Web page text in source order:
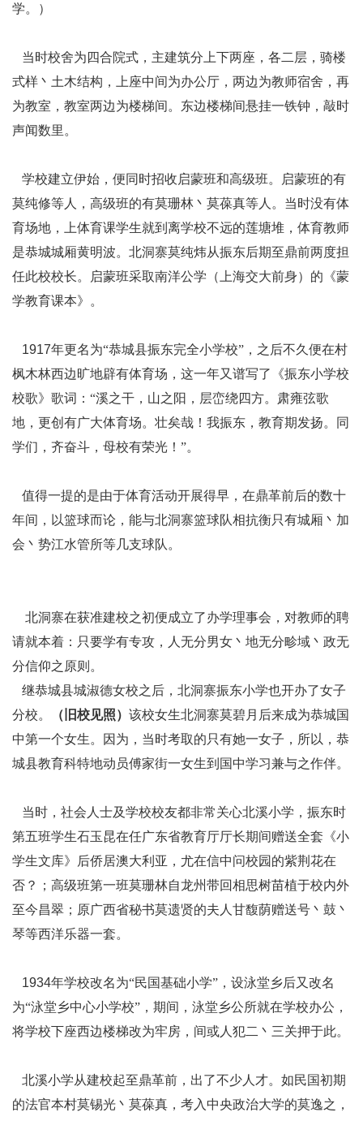
学。）
当时校舍为四合院式，主建筑分上下两座，各二层，骑楼
式样丶土木结构，上座中间为办公厅，两边为教师宿舍，再
为教室，教室两边为楼梯间。东边楼梯间悬挂一铁钟，敲时
声闻数里。
学校建立伊始，便同时招收启蒙班和高级班。启蒙班的有
莫纯修等人，高级班的有莫珊林丶莫葆真等人。当时没有体
育场地，上体育课学生就到离学校不远的莲塘堆，体育教师
是恭城城厢黄明波。北洞寨莫纯炜从振东后期至鼎前两度担
任此校校长。启蒙班采取南洋公学（上海交大前身）的《蒙
学教育课本》。
1917年更名为“恭城县振东完全小学校”，之后不久便在村
枫木林西边旷地辟有体育场，这一年又谱写了《振东小学校
校歌》歌词：“溪之干，山之阳，层峦绕四方。肃雍弦歌
地，更创有广大体育场。壮矣哉！我振东，教育期发扬。同
学们，齐奋斗，母校有荣光！”。
值得一提的是由于体育活动开展得早，在鼎革前后的数十
年间，以篮球而论，能与北洞寨篮球队相抗衡只有城厢丶加
会丶势江水管所等几支球队。
北洞寨在获准建校之初便成立了办学理事会，对教师的聘
请就本着：只要学有专攻，人无分男女丶地无分畛域丶政无
分信仰之原则。
继恭城县城淑德女校之后，北洞寨振东小学也开办了女子
分校。
（旧校见照） 该校女生北洞寨莫碧月后来成为恭城国
中第一个女生。因为，当时考取的只有她一女子，所以，恭
城县教育科特地动员傅家街一女生到国中学习兼与之作伴。
当时，社会人士及学校校友都非常关心北溪小学，振东时
第五班学生石玉昆在任广东省教育厅厅长期间赠送全套《小
学生文库》后侨居澳大利亚，尤在信中问校园的紫荆花在
否？；高级班第一班莫珊林自龙州带回相思树苗植于校内外
至今昌翠；原广西省秘书莫遗贤的夫人甘馥荫赠送号丶鼓丶
琴等西洋乐器一套。
1934年学校改名为“民国基础小学”，设泳堂乡后又改名
为“泳堂乡中心小学校”，期间，泳堂乡公所就在学校办公，
将学校下座西边楼梯改为牢房，间或人犯二丶三关押于此。
北溪小学从建校起至鼎革前，出了不少人才。如民国初期
的法官本村莫锡光丶莫葆真，考入中央政治大学的莫逸之，